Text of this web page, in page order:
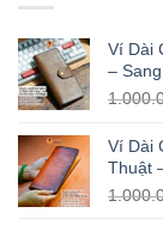
Ví Dài
–
Ví Dài
Thuật